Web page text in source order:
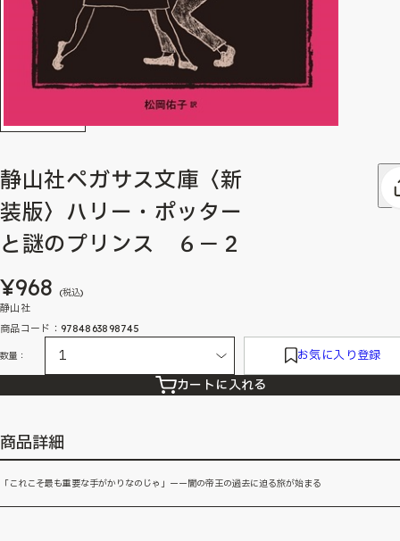
静山社ペガサス文庫〈新
装版〉ハリー・ポッター
と謎のプリンス ６－２
¥968 (税込)
静山社
商品コード：9784863898745
数量： お気に入り登録
カートに入れる
商品詳細
「これこそ最も重要な手がかりなのじゃ」ーー闇の帝王の過去に迫る旅が始まる